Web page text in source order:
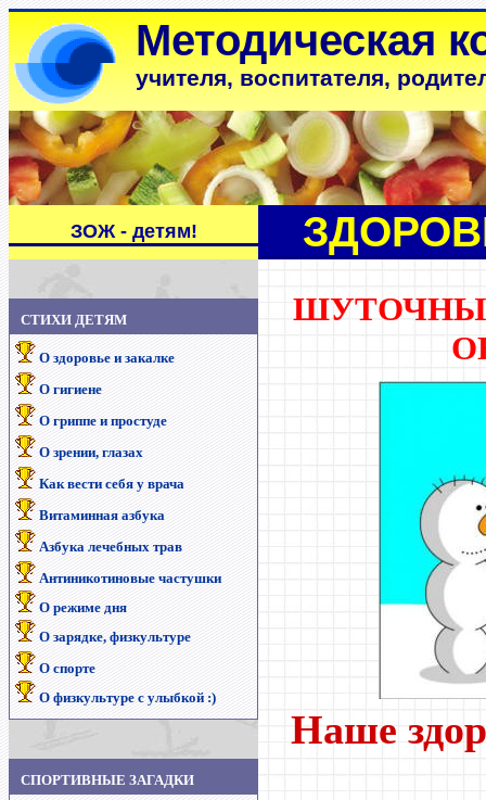
Методическая
учителя, воспитателя,
ЗОЖ - детям!
СТИХИ ДЕТЯМ
О здоровье и закалке
О гигиене
О гриппе и простуде
О зрении, глазах
Как вести себя у врача
Витаминная азбука
Азбука лечебных трав
Антиникотиновые частушки
О режиме дня
О зарядке, физкультуре
О спорте
О физкультуре с улыбкой :)
СПОРТИВНЫЕ ЗАГАДКИ
Наше